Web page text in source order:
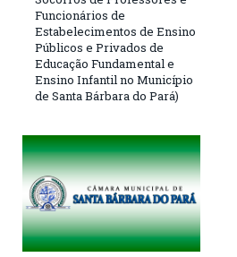
Funcionários de
Estabelecimentos de Ensino
Públicos e Privados de
Educação Fundamental e
Ensino Infantil no Município
de Santa Bárbara do Pará)